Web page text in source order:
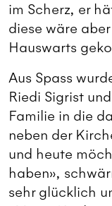
im Scherz, er
diese wäre
Hauswarts
Aus Spass
Riedi Sigrist
Familie in die
neben der
und heute
haben»,
sehr glücklich